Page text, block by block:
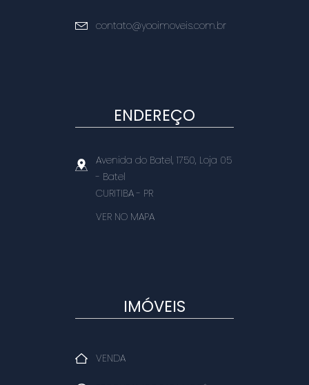
contato@yooimoveis.com.br
ENDEREÇO
Avenida do Batel, 1750, Loja 05
- Batel
CURITIBA- PR
VER NO MAPA
IMÓVEIS
VENDA